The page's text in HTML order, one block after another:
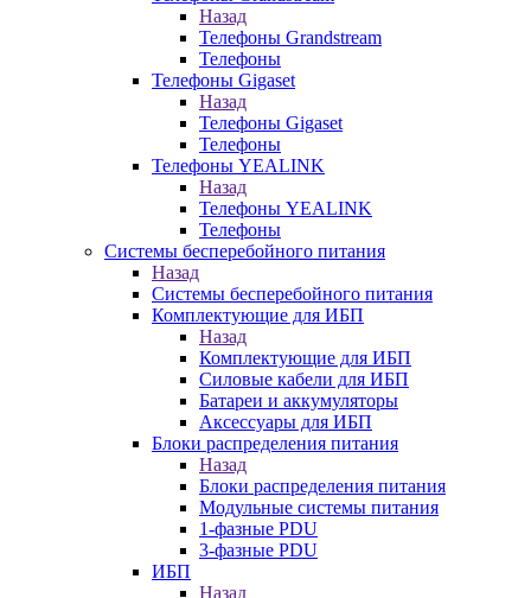
Назад
Телефоны Grandstream
Телефоны
Телефоны Gigaset
Назад
Телефоны Gigaset
Телефоны
Телефоны YEALINK
Назад
Телефоны YEALINK
Телефоны
Системы бесперебойного питания
Назад
Системы бесперебойного питания
Комплектующие для ИБП
Назад
Комплектующие для ИБП
Силовые кабели для ИБП
Батареи и аккумуляторы
Аксессуары для ИБП
Блоки распределения питания
Назад
Блоки распределения питания
Модульные системы питания
1-фазные PDU
3-фазные PDU
ИБП
Назад